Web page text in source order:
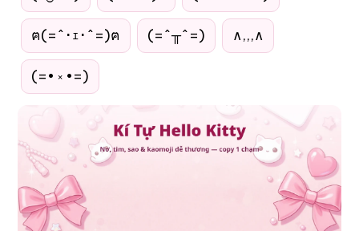
ฅ(=^･ｪ･^=)ฅ (=^╥^=) ∧,,,∧
(=• ༝ •=)